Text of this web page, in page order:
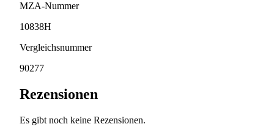
MZA-Nummer
10838H
Vergleichsnummer
90277
Rezensionen
Es gibt noch keine Rezensionen.